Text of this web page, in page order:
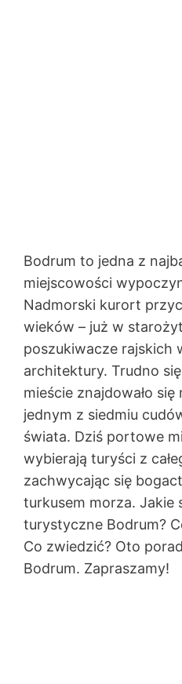
Bodrum to jedna z
miejscowości
Nadmorski kurort
wieków – już w
poszukiwacze rajskich
architektury. Trudno
mieście znajdowało
jednym z siedmiu
świata. Dziś portowe
wybierają turyści z
zachwycając się
turkusem morza. Jakie
turystyczne Bodrum?
Co zwiedzić? Oto
Bodrum. Zapraszamy!